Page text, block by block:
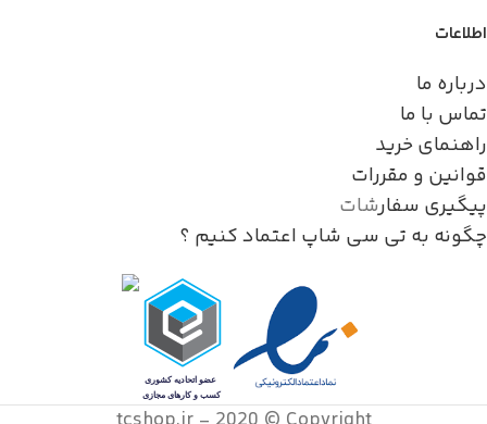
اطلاعات
درباره ما
تماس با ما
راهنمای خرید
قوانین و مقررات
پیگیری سفارشات
چگونه به تی سی شاپ اعتماد کنیم ؟